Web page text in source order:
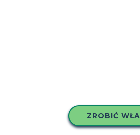
ZROBIĆ